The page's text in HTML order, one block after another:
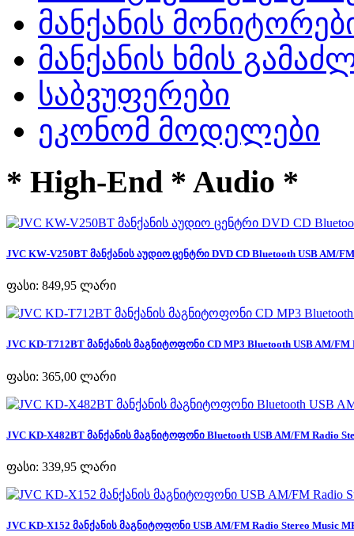
მანქანის
მანქანის ხმის
საბვუფერები
ეკონომ მოდელები
* High-End * Audio *
JVC KW-V250BT მანქანის აუდიო ცენტრი DVD CD Bluetooth USB AM/
ფასი: 849,95 ლარი
JVC KD-T712BT მანქანის მაგნიტოფონი CD MP3 Bluetooth USB AM/FM
ფასი: 365,00 ლარი
JVC KD-X482BT მანქანის მაგნიტოფონი Bluetooth USB AM/FM Radio
ფასი: 339,95 ლარი
JVC KD-X152 მანქანის მაგნიტოფონი USB AM/FM Radio Stereo Music